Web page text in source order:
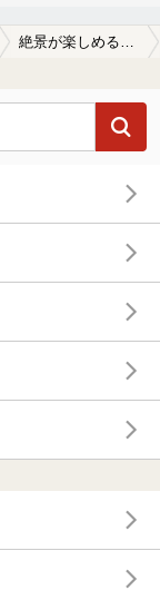
絶景が楽しめる底倉温泉の温泉、日帰り温泉、スーパー銭湯おすすめ